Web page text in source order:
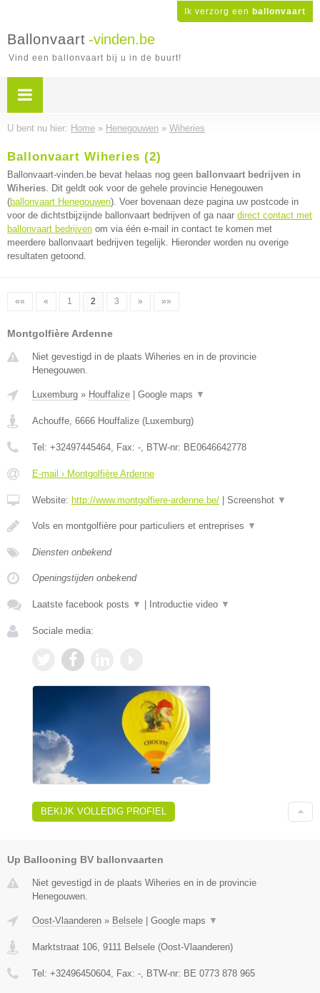
Ik verzorg een ballonvaart
Ballonvaart -vinden.be
Vind een ballonvaart bij u in de buurt!
U bent nu hier: Home » Henegouwen » Wiheries
Ballonvaart Wiheries (2)
Ballonvaart-vinden.be bevat helaas nog geen ballonvaart bedrijven in
Wiheries. Dit geldt ook voor de gehele provincie Henegouwen
(ballonvaart Henegouwen). Voer bovenaan deze pagina uw postcode in
voor de dichtstbijzijnde ballonvaart bedrijven of ga naar direct contact met
ballonvaart bedrijven om via één e-mail in contact te komen met
meerdere ballonvaart bedrijven tegelijk. Hieronder worden nu overige
resultaten getoond.
«« « 1 2 3 » »»
Montgolfière Ardenne
Niet gevestigd in de plaats Wiheries en in de provincie
Henegouwen.
Luxemburg » Houffalize Google maps ▼
Achouffe, 6666 Houffalize (Luxemburg)
Tel: +32497445464, Fax: -, BTW-nr: BE0646642778
E-mail › Montgolfière Ardenne
Website: http://www.montgolfiere-ardenne.be/ Screenshot ▼
Vols en montgolfière pour particuliers et entreprises ▼
Diensten onbekend
Openingstijden onbekend
Laatste facebook posts ▼ Introductie video ▼
Sociale media:
BEKIJK VOLLEDIG PROFIEL
Up Ballooning BV ballonvaarten
Niet gevestigd in de plaats Wiheries en in de provincie
Henegouwen.
Oost-Vlaanderen » Belsele Google maps ▼
Marktstraat 106 9111 Belsele (Oost-Vlaanderen)
Tel: +32496450604 , Fax: - , BTW-nr: BE 0773 878 965